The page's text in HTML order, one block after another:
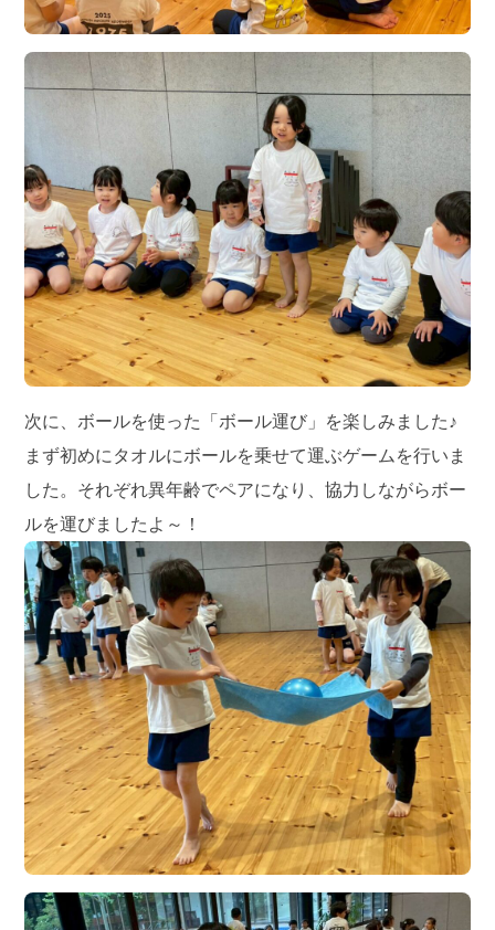
次に、ボールを使った「ボール運び」を楽しみました♪
まず初めにタオルにボールを乗せて運ぶゲームを行いま
した。それぞれ異年齢でペアになり、協力しながらボー
ルを運びましたよ～！